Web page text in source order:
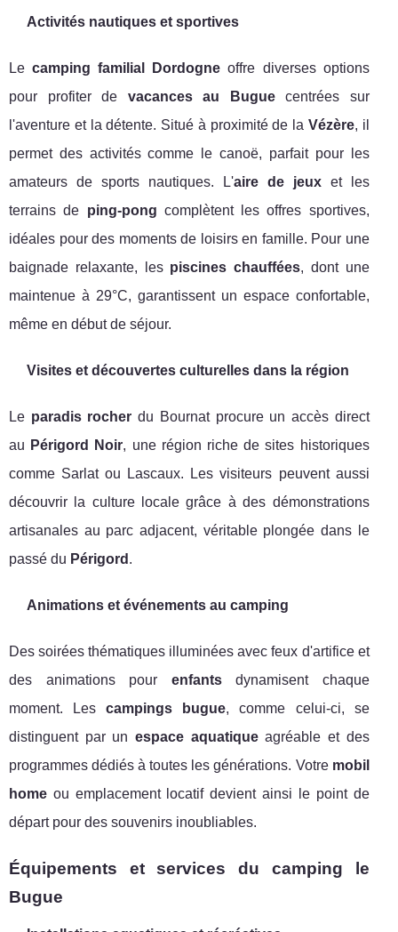
Activités nautiques et sportives
Lecamping familial Dordogne offre diverses options
pour profiter de vacances au Buguecentrées sur
l'aventure et la détente. Situé à proximité de la Vézère, il
permet des activités comme le canoë, parfait pour les
amateurs de sports nautiques. L'aire de jeuxet les
terrains de ping-pong complètent les offres sportives,
idéales pour des moments de loisirs en famille. Pour une
baignade relaxante, les piscines chauffées, dont une
maintenue à 29°C, garantissent un espace confortable,
même en début de séjour.
Visites et découvertes culturelles dans la région
Le paradis rocher du Bournat procure un accès direct
au Périgord Noir, une région riche de sites historiques
comme Sarlat ou Lascaux. Les visiteurs peuvent aussi
découvrir la culture locale grâce à des démonstrations
artisanales au parc adjacent, véritable plongée dans le
passé du Périgord .
Animations et événements au camping
Des soirées thématiques illuminées avec feux d'artifice et
des animations pour enfantsdynamisent chaque
moment. Lescampings bugue, comme celui-ci, se
distinguent par un espace aquatiqueagréable et des
programmes dédiés à toutes les générations. Votre mobil
home ou emplacement locatif devient ainsi le point de
départ pour des souvenirs inoubliables.
Équipements et services du camping le
Bugue